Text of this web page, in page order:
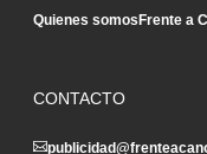
Quienes somosFrente a
CONTACTO